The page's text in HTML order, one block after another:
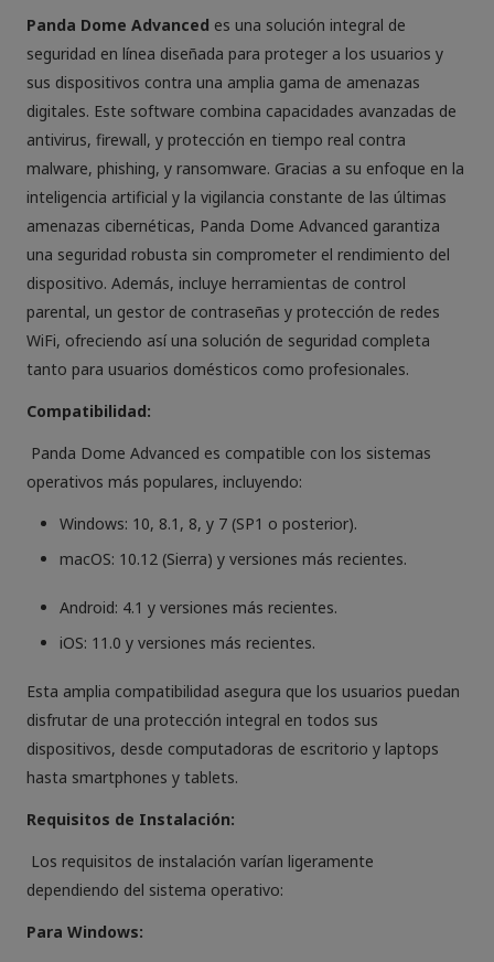
año
cantidad
Panda Dome Advanced es una solución integral de
seguridad en línea diseñada para proteger a los usuarios y
sus dispositivos contra una amplia gama de amenazas
digitales. Este software combina capacidades avanzadas de
antivirus, firewall, y protección en tiempo real contra
malware, phishing, y ransomware. Gracias a su enfoque en la
inteligencia artificial y la vigilancia constante de las últimas
amenazas cibernéticas, Panda Dome Advanced garantiza
una seguridad robusta sin comprometer el rendimiento del
dispositivo. Además, incluye herramientas de control
parental, un gestor de contraseñas y protección de redes
WiFi, ofreciendo así una solución de seguridad completa
tanto para usuarios domésticos como profesionales.
Compatibilidad:
Panda Dome Advanced es compatible con los sistemas
operativos más populares, incluyendo:
Windows: 10, 8.1, 8, y 7 (SP1 o posterior).
macOS: 10.12 (Sierra) y versiones más recientes.
Android: 4.1 y versiones más recientes.
iOS: 11.0 y versiones más recientes.
Esta amplia compatibilidad asegura que los usuarios puedan
disfrutar de una protección integral en todos sus
dispositivos, desde computadoras de escritorio y laptops
hasta smartphones y tablets.
Requisitos de Instalación:
Los requisitos de instalación varían ligeramente
dependiendo del sistema operativo:
Para Windows: